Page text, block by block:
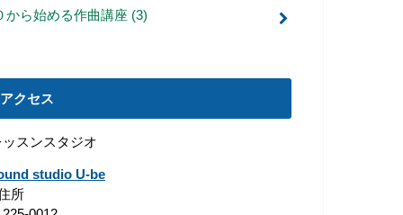
から始める作曲講座 (3)
アクセス
ッスンスタジオ
studio U-be
所